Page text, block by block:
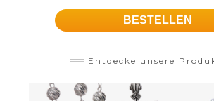
BESTELLEN
Entdecke unsere